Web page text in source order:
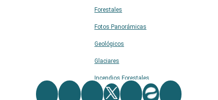
Forestales
Fotos Panorámicas
Geológicos
Glaciares
Incendios Forestales
Naturaleza